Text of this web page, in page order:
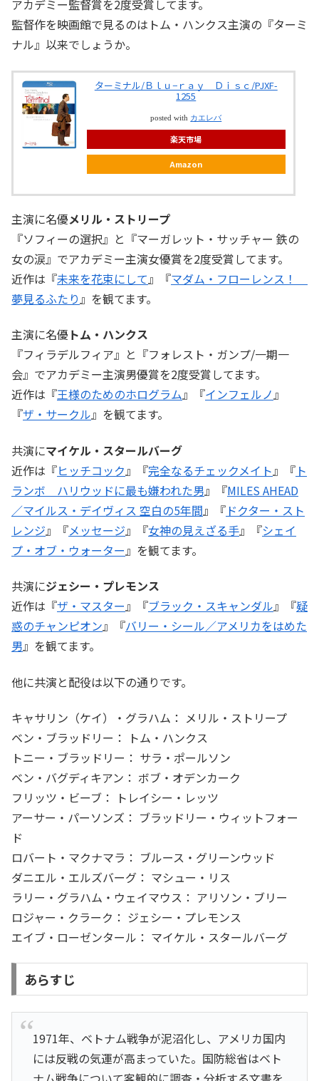
アカデミー監督賞を2度受賞してます。
監督作を映画館で見るのはトム・ハンクス主演の『ターミ
ナル』以来でしょうか。
ターミナル/Ｂｌｕ−ｒａｙ Ｄｉｓｃ/PJXF-
1255
posted with カエレバ
楽天市場
Amazon
主演に名優メリル・ストリープ
『ソフィーの選択』と『マーガレット・サッチャー 鉄の
女の涙』でアカデミー主演女優賞を2度受賞してます。
近作は『未来を花束にして』『マダム・フローレンス！
夢見るふたり』を観てます。
主演に名優 トム・ハンクス
『フィラデルフィア』と『フォレスト・ガンプ/一期一
会』でアカデミー主演男優賞を2度受賞してます。
近作は『王様のためのホログラム』『インフェルノ』
『ザ・サークル』を観てます。
共演にマイケル・スタールバーグ
近作は『ヒッチコック 』『完全なるチェックメイト 』『 ト
ランボ ハリウッドに最も嫌われた男』『MILES AHEAD
／マイルス・デイヴィス 空白の5年間』『ドクター・スト
レンジ』『メッセージ』『女神の見えざる手』『シェイ
プ・オブ・ウォーター 』を観てます。
共演にジェシー・プレモンス
近作は『ザ・マスター』『ブラック・スキャンダル』『疑
惑のチャンピオン』『バリー・シール／アメリカをはめた
男』を観てます。
他に共演と配役は以下の通りです。
キャサリン（ケイ）・グラハム： メリル・ストリープ
ベン・ブラッドリー： トム・ハンクス
トニー・ブラッドリー： サラ・ポールソン
ベン・バグディキアン： ボブ・オデンカーク
フリッツ・ビーブ： トレイシー・レッツ
アーサー・パーソンズ： ブラッドリー・ウィットフォー
ド
ロバート・マクナマラ： ブルース・グリーンウッド
ダニエル・エルズバーグ： マシュー・リス
ラリー・グラハム・ウェイマウス： アリソン・ブリー
ロジャー・クラーク： ジェシー・プレモンス
エイブ・ローゼンタール： マイケル・スタールバーグ
あらすじ
1971年、ベトナム戦争が泥沼化し、アメリカ国内
には反戦の気運が高まっていた。国防総省はベト